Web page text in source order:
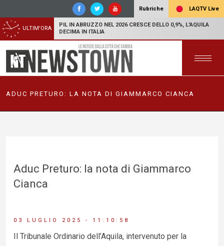
Rubriche LAQTV Live
ULTIM'ORA
PIL IN ABRUZZO NEL 2026 CRESCE DELLO 0,9%, L'AQUILA
DECIMA IN ITALIA
ADUC PRETURO: LA NOTA DI GIAMMARCO CIANCA
Aduc Preturo: la nota di Giammarco
Cianca
03 LUGLIO 2025 - 11:10:58
Il Tribunale Ordinario dell’Aquila, intervenuto per la